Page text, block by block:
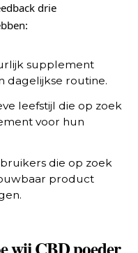
drie
supplement
dagelijkse routine.
leefstijl die op zoek
voor hun
die op zoek
product